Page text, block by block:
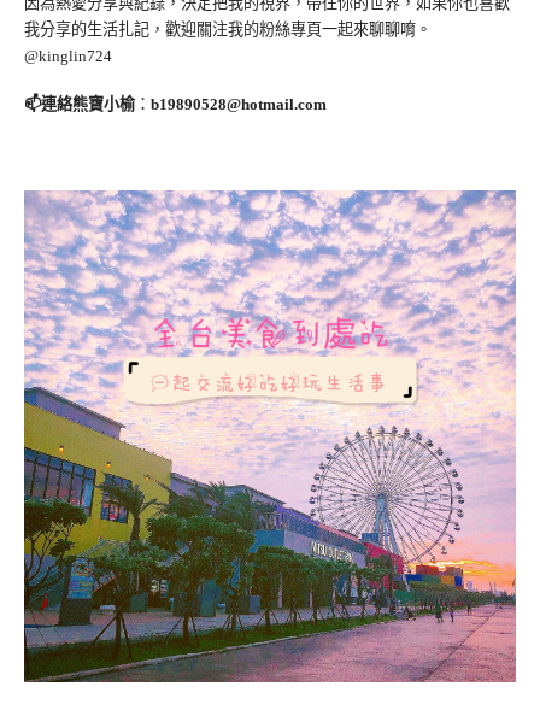
我分享的生活扎記，歡迎關注我的粉絲專頁一起來聊聊唷。
@kinglin724
📫連絡熊寶小榆： b19890528@hotmail.com